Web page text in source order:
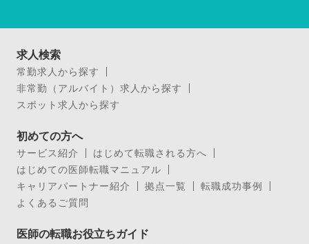
求人検索
常勤求人から探す
非常勤（アルバイト）求人から探す
スポット求人から探す
初めての方へ
サービス紹介
はじめて転職される方へ
はじめての医師転職マニュアル
キャリアパートナー紹介
拠点一覧
転職成功事例
よくあるご質問
医師の転職お役立ちガイド